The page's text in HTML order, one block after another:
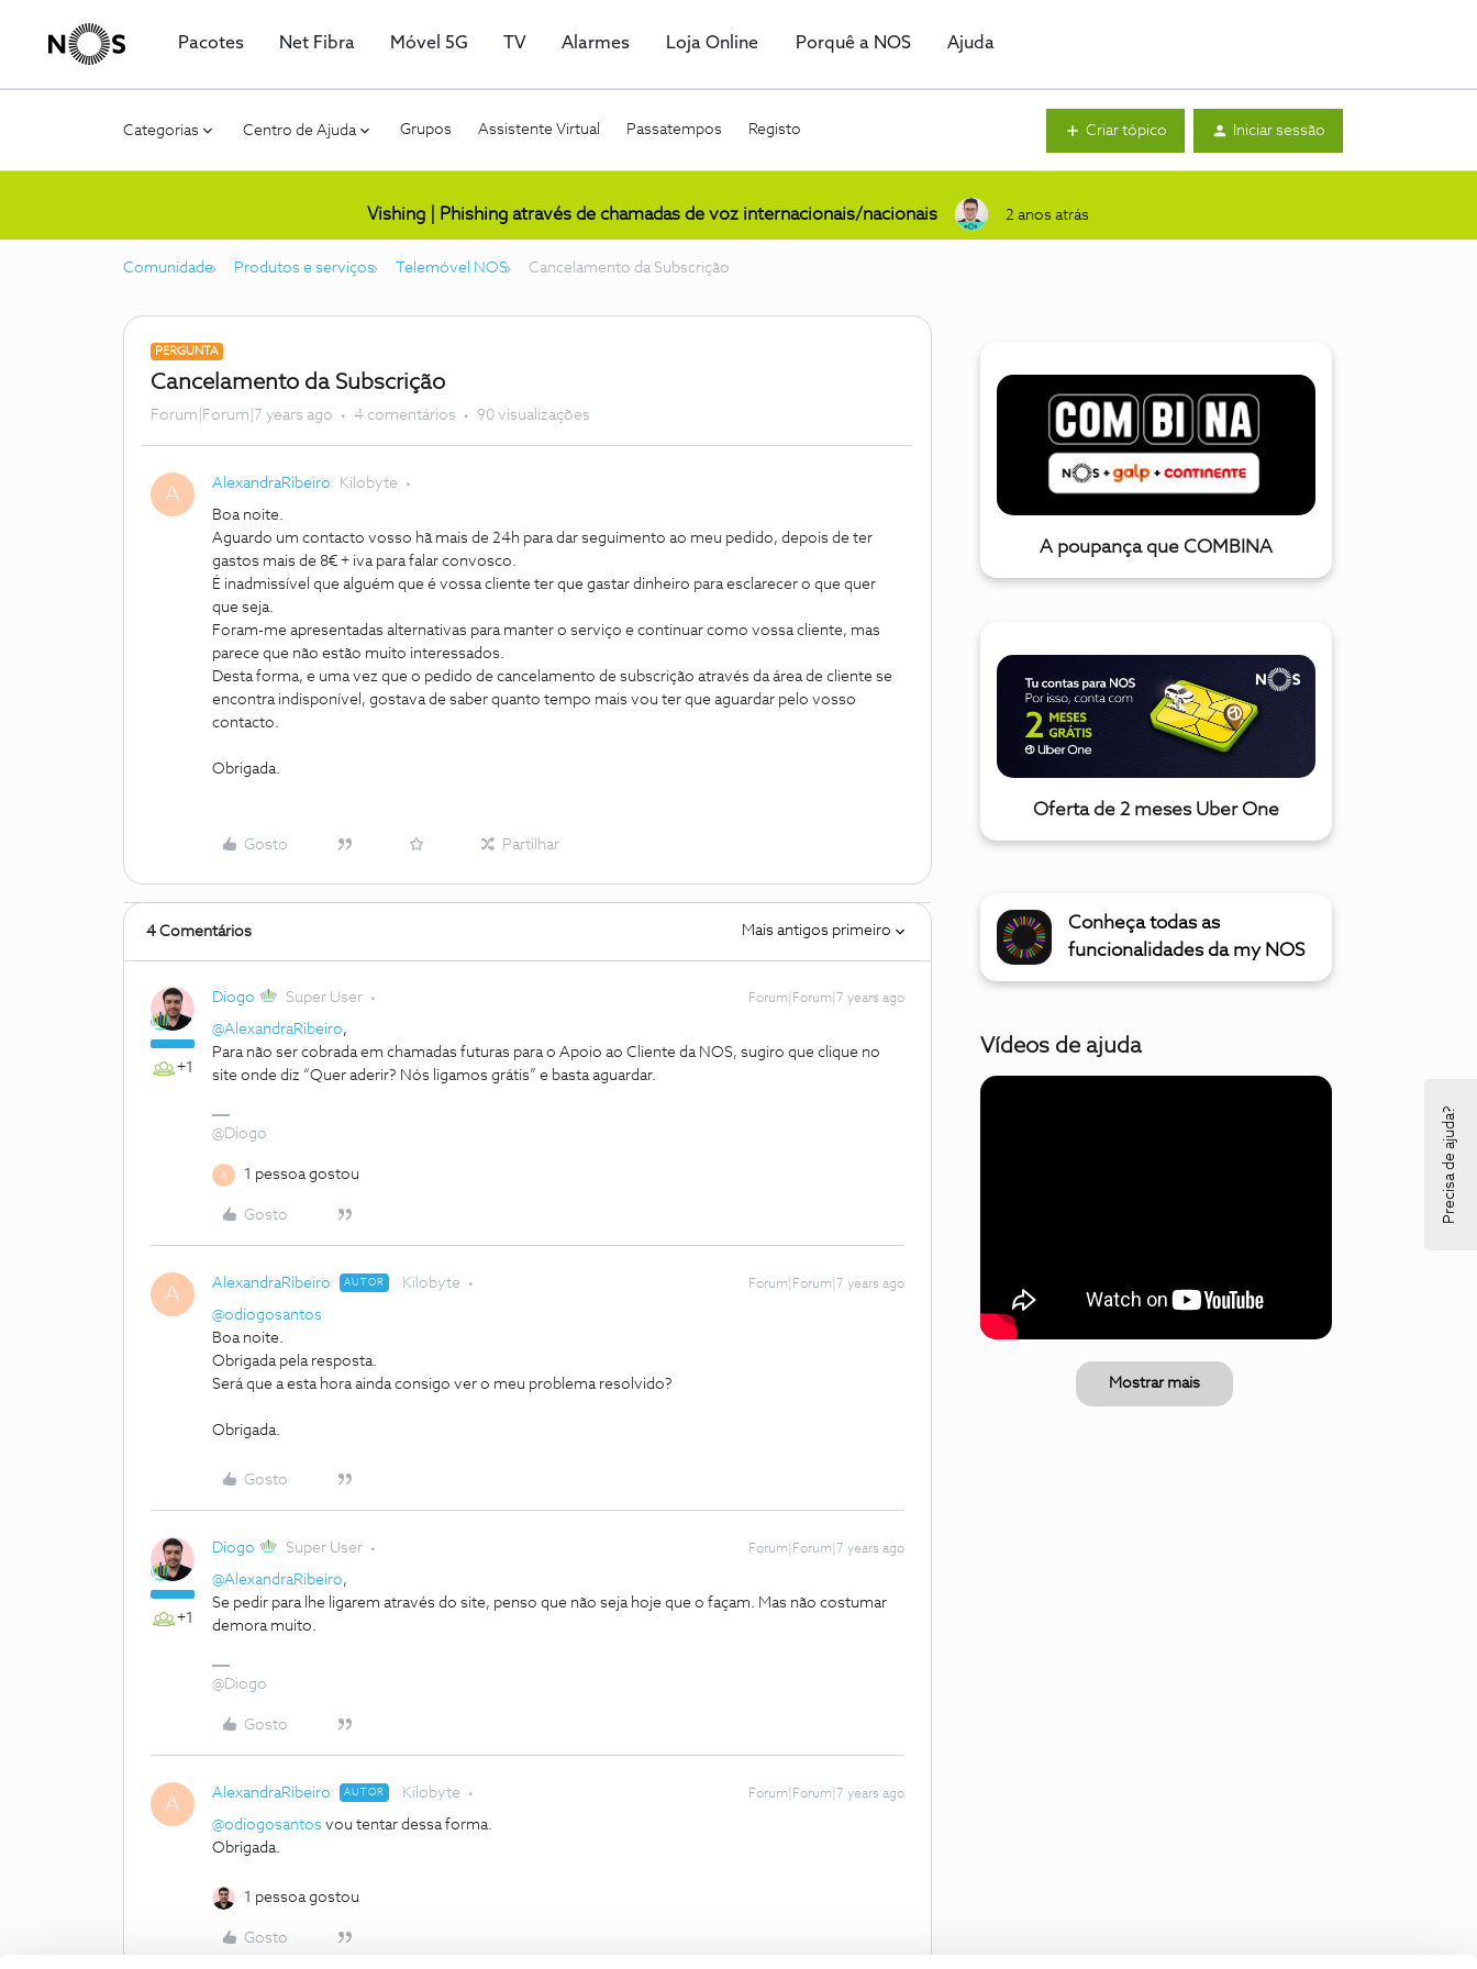
Pacotes Net Fibra Móvel 5G TV Alarmes Loja Online Porquê a NOS Ajuda
Categorias Centro de Ajuda Grupos Assistente Virtual Passatempos Registo Criar tópico Iniciar sessão
Vishing | Phishing através de chamadas de voz internacionais/nacionais 2 anos atrás
Comunidade Produtos e serviços Telemóvel NOS Cancelamento da Subscrição
PERGUNTA
Cancelamento da Subscrição
Forum|Forum|7 years ago 4 comentários 90 visualizações
A AlexandraRibeiro Kilobyte
Boa noite.
Aguardo um contacto vosso hã mais de 24h para dar seguimento ao meu pedido, depois de ter
gastos mais de 8€ + iva para falar convosco.
É inadmissível que alguém que é vossa cliente ter que gastar dinheiro para esclarecer o que quer
que seja.
Foram-me apresentadas alternativas para manter o serviço e continuar como vossa cliente, mas
parece que não estão muito interessados.
Desta forma, e uma vez que o pedido de cancelamento de subscrição através da área de cliente se
encontra indisponível, gostava de saber quanto tempo mais vou ter que aguardar pelo vosso
contacto.
Obrigada.
Gosto Partilhar
4 Comentários Mais antigos primeiro
+1
Diogo Super User Forum|Forum|7 years ago
@AlexandraRibeiro,
Para não ser cobrada em chamadas futuras para o Apoio ao Cliente da NOS, sugiro que clique no
site onde diz “Quer aderir? Nós ligamos grátis” e basta aguardar.
@Diogo
A 1 pessoa gostou
Gosto
A AlexandraRibeiro AUTOR Kilobyte Forum|Forum|7 years ago
@odiogosantos
Boa noite.
Obrigada pela resposta.
Será que a esta hora ainda consigo ver o meu problema resolvido?
Obrigada.
Gosto
+1
Diogo Super User Forum|Forum|7 years ago
@AlexandraRibeiro,
Se pedir para lhe ligarem através do site, penso que não seja hoje que o façam. Mas não costumar
demora muito.
@Diogo
Gosto
A AlexandraRibeiro AUTOR Kilobyte Forum|Forum|7 years ago
@odiogosantos vou tentar dessa forma.
Obrigada.
1 pessoa gostou
Gosto
A poupança que COMBINA
Oferta de 2 meses Uber One
Conheça todas as
funcionalidades da my NOS
Vídeos de ajuda
Mostrar mais
Precisa de ajuda?